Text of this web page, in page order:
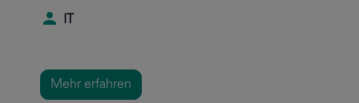
Mehr erfahren